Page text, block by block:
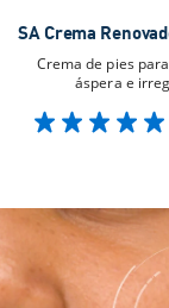
SA Crema
Crema de pies
áspera e